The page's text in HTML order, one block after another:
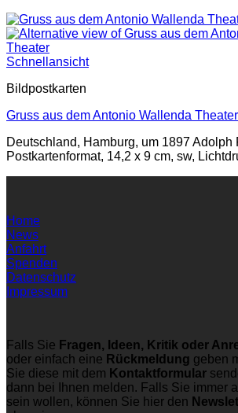
Schnellansicht
Bildpostkarten
Gruss aus dem Antonio Wallenda Theater
Deutschland, Hamburg, um 1897 Adolph
Postkartenformat, 14,2 x 9 cm, sw,
Home
News
Anfahrt
Spenden
Datenschutz
Impressum
Falls Sie Fragen, Ideen, Kritik oder
oder einfach eine Rückmeldung geben
Sie diese mit dem Kontaktformular
dann bei Ihnen melden. Falls Sie immer
sein wollen, können Sie hier den